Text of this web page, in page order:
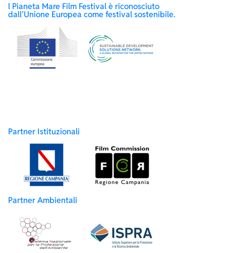
l Pianeta Mare Film Festival è riconosciuto
dall’Unione Europea come festival sostenibile.
Partner Istituzionali
Partner Ambientali